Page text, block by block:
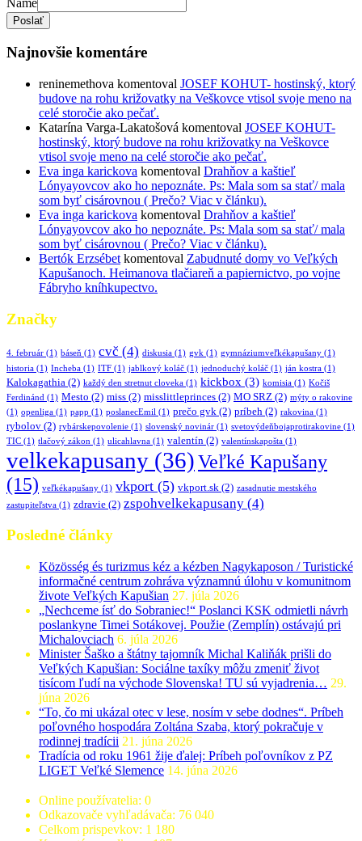
Poslať
Najnovšie komentáre
reninemethova komentoval JOSEF KOHUT- hostinský, ktorý
budove na rohu križovatky na Veškovce vtisol svoje meno na
celé storočie ako pečať.
Katarína Varga-Lakatošová komentoval JOSEF KOHUT-
hostinský, ktorý budove na rohu križovatky na Veškovce
vtisol svoje meno na celé storočie ako pečať.
Eva inga karickova komentoval Drahňov a kaštieľ
Lónyayovcov ako ho nepoznáte. Ps: Mala som sa stať/ mala
som byť cisárovnou ( Prečo? Viac v článku).
Eva inga karickova komentoval Drahňov a kaštieľ
Lónyayovcov ako ho nepoznáte. Ps: Mala som sa stať/ mala
som byť cisárovnou ( Prečo? Viac v článku).
Bertók Erzsébet komentoval Zabudnuté domy vo Veľkých
Kapušanoch. Heimanova tlačiareň a papiernictvo, po vojne
Fábryho kníhkupectvo.
Značky
4. február (1) báseň (1) cvč (4) diskusia (1) gvk (1) gymnáziumveľkékapušany (1)
historia (1) Incheba (1) ITF (1) jablkový koláč (1) jednoduchý koláč (1) ján kostra (1)
Kalokagathia (2) každý den stretnut cloveka (1) kickbox (3) komisia (1) Kočiš
Ferdinánd (1) Mesto (2) miss (2) misslittleprinces (2) MO SRZ (2) mýty o rakovine
(1) openliga (1) papp (1) poslanecEmil (1) prečo gvk (2) príbeh (2) rakovina (1)
rybolov (2) rybárskepovolenie (1) slovenský novinár (1) svetovýdeňbojaprotirakovine (1)
TIC (1) tlačový zákon (1) ulicahlavna (1) valentín (2) valentínskapošta (1)
velkekapusany (36)Veľké Kapušany
(15) veľkékapušany (1) vkport (5) vkport.sk (2) zasadnutie mestského
zastupiteľstva (1) zdravie (2) zspohvelkekapusany (4)
Posledné články
Közösség és turizmus kéz a kézben Nagykaposon / Turistické
informačné centrum zohráva významnú úlohu v komunitnom
živote Veľkých Kapušian 27. júla 2026
„Nechceme ísť do Sobraniec!“ Poslanci KSK odmietli návrh
poslankyne Timei Sotákovej. Použie (Zemplín) ostávajú pri
Michalovciach 6. júla 2026
Minister Šaško a štátny tajomník Michal Kaliňák prišli do
Veľkých Kapušian: Sociálne taxíky môžu zmeniť život
tisícom ľudí na východe Slovenska! TU sú vyjadrenia… 29.
júna 2026
“To, čo mi ukázal otec v lese, nosím v sebe dodnes“. Príbeh
poľovného hospodára Zoltána Szaba, ktorý pokračuje v
rodinnej tradícii 21. júna 2026
Tradícia od roku 1961 žije ďalej: Príbeh poľovníkov z PZ
LIGET Veľké Slemence 14. júna 2026
Online používatelia: 0
Odkazovače vyhľadávača: 76 040
Celkom prispevkov: 1 180